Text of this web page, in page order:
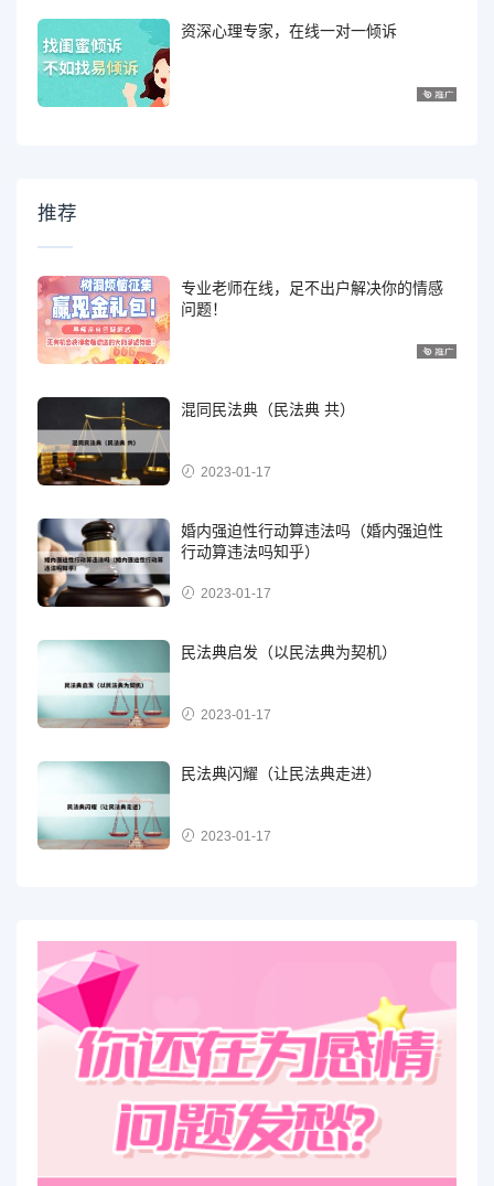
资深心理专家，在线一对一倾诉
推荐
专业老师在线，足不出户解决你的情感
问题！
混同民法典（民法典 共）
2023-01-17
婚内强迫性行动算违法吗（婚内强迫性
行动算违法吗知乎）
2023-01-17
民法典启发（以民法典为契机）
2023-01-17
民法典闪耀（让民法典走进）
2023-01-17